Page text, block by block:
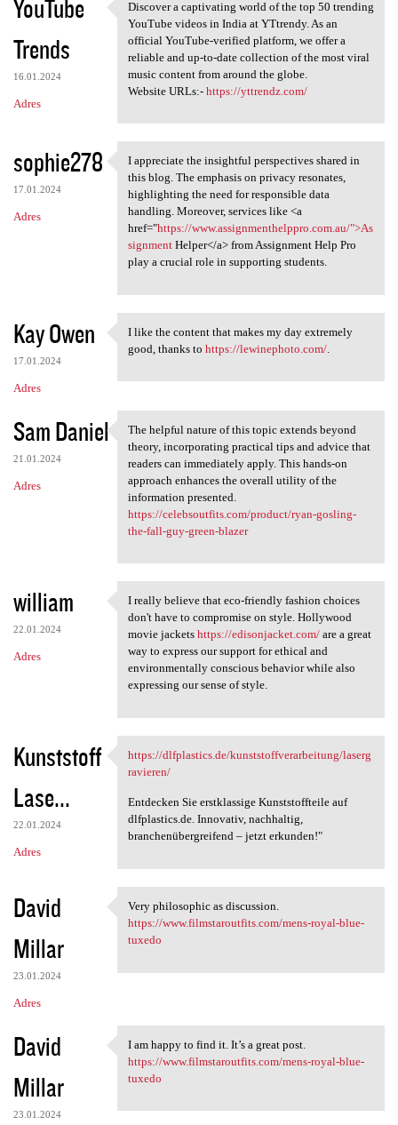
YouTube
Trends
16.01.2024
Adres
Discover a captivating world
Discover a captivating world of the top 50 trending
YouTube videos in India at YTtrendy. As an
official YouTube-verified platform, we offer a
reliable and up-to-date collection of the most viral
music content from around the globe.
Website URLs:- https://yttrendz.com/
sophie278
17.01.2024
Adres
I appreciate the insightful
I appreciate the insightful perspectives shared in
this blog. The emphasis on privacy resonates,
highlighting the need for responsible data
handling. Moreover, services like <a
href="https://www.assignmenthelppro.com.au/">As
signmentHelper</a> from Assignment Help Pro
play a crucial role in supporting students.
Kay Owen
17.01.2024
Adres
I like the content that makes
I like the content that makes my day extremely
good, thanks to https://lewinephoto.com/.
Sam Daniel
21.01.2024
Adres
The helpful nature of this
The helpful nature of this topic extends beyond
theory, incorporating practical tips and advice that
readers can immediately apply. This hands-on
approach enhances the overall utility of the
information presented.
https://celebsoutfits.com/product/ryan-gosling-
the-fall-guy-green-blazer
william
22.01.2024
Adres
I really believe that eco
I really believe that eco-friendly fashion choices
don't have to compromise on style. Hollywood
movie jackets https://edisonjacket.com/are a great
way to express our support for ethical and
environmentally conscious behavior while also
expressing our sense of style.
Kunststoff
Lase...
22.01.2024
Adres
https://dlfplastics.de
https://dlfplastics.de/kunststoffverarbeitung/laserg
ravieren/
Entdecken Sie erstklassige Kunststoffteile auf
dlfplastics.de. Innovativ, nachhaltig,
branchenübergreifend – jetzt erkunden!"
David
Millar
23.01.2024
Adres
Very philosophic as
Very philosophic as discussion.
https://www.filmstaroutfits.com/mens-royal-blue-
tuxedo
David
Millar
23.01.2024
I am happy to find it. It’s a
I am happy to find it. It’s a great post.
https://www.filmstaroutfits.com/mens-royal-blue-
tuxedo